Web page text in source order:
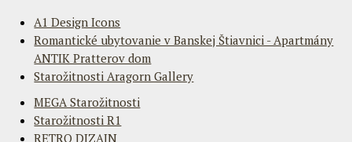
A1 Design Icons
Romantické ubytovanie v Banskej Štiavnici - Apartmány
ANTIK Pratterov dom
Starožitnosti Aragorn Gallery
MEGA Starožitnosti
Starožitnosti R1
RETRO DIZAJN